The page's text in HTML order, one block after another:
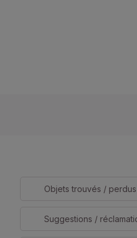
Objets trouvés / perdus
Suggestions /